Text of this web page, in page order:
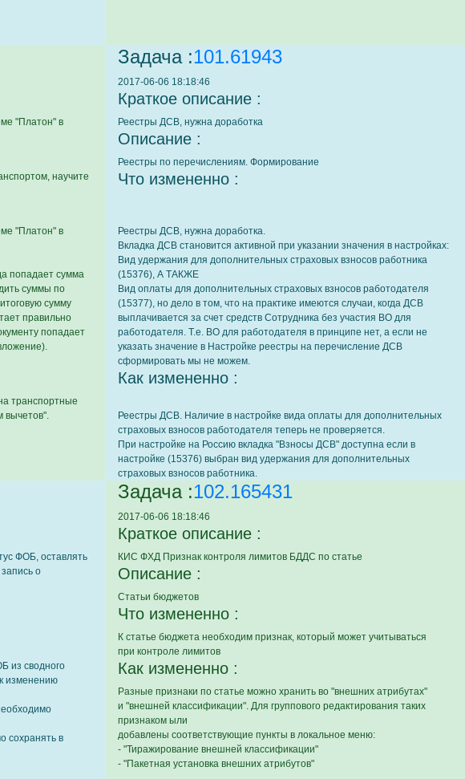
"Платон" в
научите
"Платон" в
попадает сумма
суммы по
сумму
правильно
попадает
транспортные
вычетов".
Задача :101.61943
2017-06-06 18:18:46
Краткое описание :
Реестры ДСВ, нужна доработка
Описание :
Реестры по перечислениям. Формирование
Что измененно :
Реестры ДСВ, нужна доработка.
Вкладка ДСВ становится активной при указании значения в настройках:
Вид удержания для дополнительных страховых взносов работника
(15376), А ТАКЖЕ
Вид оплаты для дополнительных страховых взносов работодателя
(15377), но дело в том, что на практике имеются случаи, когда ДСВ
выплачивается за счет средств Сотрудника без участия ВО для
работодателя. Т.е. ВО для работодателя в принципе нет, а если не
указать значение в Настройке реестры на перечисление ДСВ
сформировать мы не можем.
Как измененно :
Реестры ДСВ. Наличие в настройке вида оплаты для дополнительных
страховых взносов работодателя теперь не проверяется.
При настройке на Россию вкладка "Взносы ДСВ" доступна если в
настройке (15376) выбран вид удержания для дополнительных
страховых взносов работника.
ФОБ, оставлять
о
из сводного
изменению
сохранять в
Задача :102.165431
2017-06-06 18:18:46
Краткое описание :
КИС ФХД Признак контроля лимитов БДДС по статье
Описание :
Статьи бюджетов
Что измененно :
К статье бюджета необходим признак, который может учитываться
при контроле лимитов
Как измененно :
Разные признаки по статье можно хранить во "внешних атрибутах"
и "внешней классификации". Для группового редактирования таких
признаком ыли
добавлены соответствующие пункты в локальное меню:
- "Тиражирование внешней классификации"
- "Пакетная установка внешних атрибутов"